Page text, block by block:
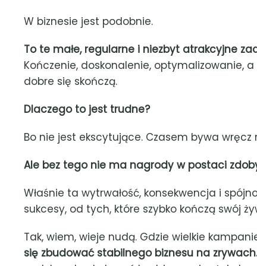
W biznesie jest podobnie.
To te małe, regularne i niezbyt atrakcyjne
Kończenie, doskonalenie, optymalizowanie,
dobre się skończą.
Dlaczego to jest trudne?
Bo nie jest ekscytujące. Czasem bywa wręcz
Ale bez tego nie ma nagrody w postaci
Właśnie ta wytrwałość, konsekwencja i
sukcesy, od tych, które szybko kończą swój
Tak, wiem, wieje nudą. Gdzie wielkie
się zbudować stabilnego biznesu na